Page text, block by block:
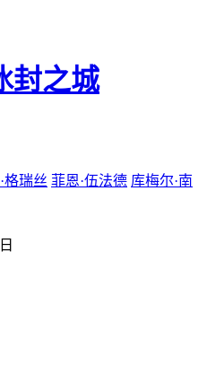
封之城
格瑞丝 菲恩·伍法德 库梅尔·南